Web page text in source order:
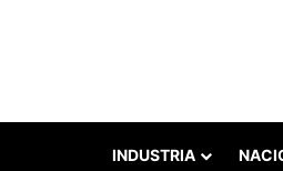
INDUSTRIA